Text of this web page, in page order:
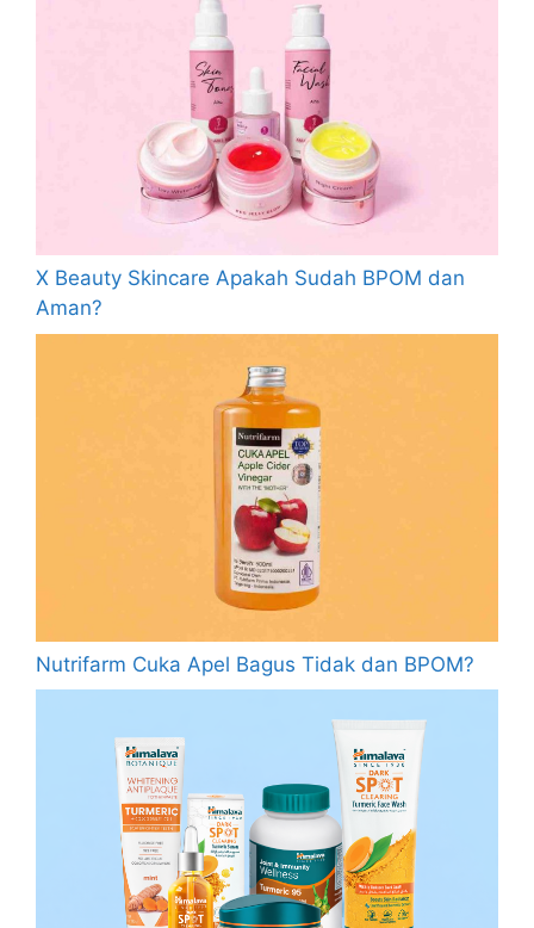
X Beauty Skincare Apakah Sudah BPOM dan
Aman?
Nutrifarm Cuka Apel Bagus Tidak dan BPOM?